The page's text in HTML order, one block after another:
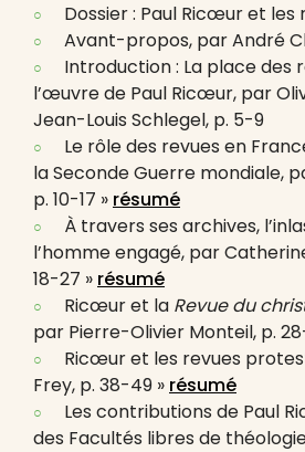
Dossier : Paul Ricœur et les
Avant-propos, par André
Introduction : La place des
l’œuvre de Paul Ricœur, par
Jean-Louis Schlegel, p. 5-9
Le rôle des revues en
la Seconde Guerre mondiale,
p. 10-17 » résumé
À travers ses archives,
l’homme engagé, par
18-27 » résumé
Ricœur et la Revue du
par Pierre-Olivier Monteil, p.
Ricœur et les revues
Frey, p. 38-49 » résumé
Les contributions de Paul
des Facultés libres de